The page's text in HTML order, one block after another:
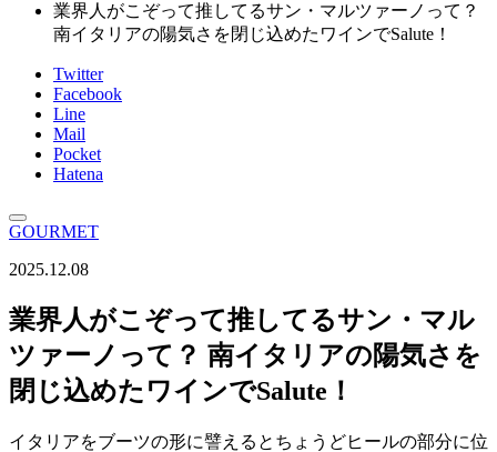
業界人がこぞって推してるサン・マルツァーノって？
南イタリアの陽気さを閉じ込めたワインでSalute！
Twitter
Facebook
Line
Mail
Pocket
Hatena
GOURMET
2025.12.08
業界人がこぞって推してるサン・マル
ツァーノって？ 南イタリアの陽気さを
閉じ込めたワインでSalute！
イタリアをブーツの形に譬えるとちょうどヒールの部分に位